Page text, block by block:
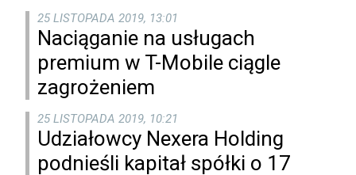
25 LISTOPADA 2019, 13:01
Naciąganie na usługach
premium w T-Mobile ciągle
zagrożeniem
25 LISTOPADA 2019, 10:21
Udziałowcy Nexera Holding
podnieśli kapitał spółki o 17